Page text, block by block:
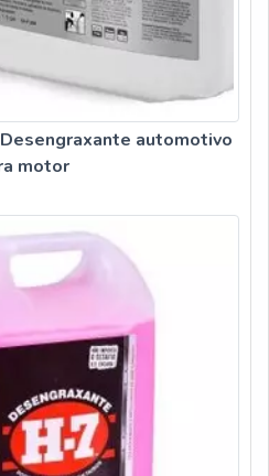
automotivo
motor